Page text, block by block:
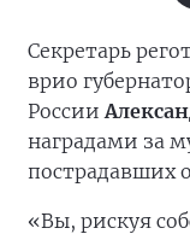
Секретарь
врио
России
наградами за
пострадавших
«Вы, рискуя